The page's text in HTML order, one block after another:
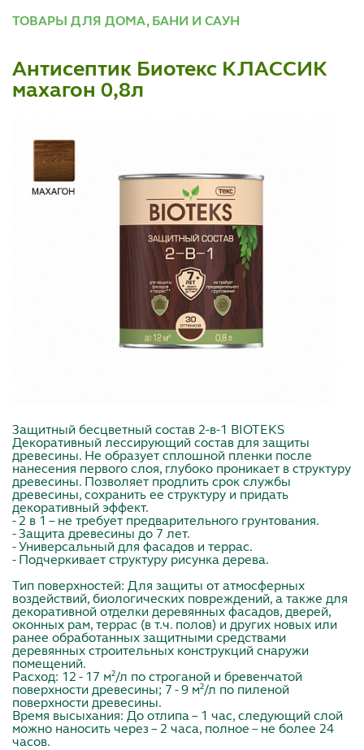
ТОВАРЫ ДЛЯ ДОМА, БАНИ И САУН
Антисептик Биотекс КЛАССИК
махагон 0,8л
Защитный бесцветный состав 2-в-1 BIOTEKS
Декоративный лессирующий состав для защиты
древесины. Не образует сплошной пленки после
нанесения первого слоя, глубоко проникает в структуру
древесины. Позволяет продлить срок службы
древесины, сохранить ее структуру и придать
декоративный эффект.
- 2 в 1 – не требует предварительного грунтования.
- Защита древесины до 7 лет.
- Универсальный для фасадов и террас.
- Подчеркивает структуру рисунка дерева.
Тип поверхностей: Для защиты от атмосферных
воздействий, биологических повреждений, а также для
декоративной отделки деревянных фасадов, дверей,
оконных рам, террас (в т.ч. полов) и других новых или
ранее обработанных защитными средствами
деревянных строительных конструкций снаружи
помещений.
Расход: 12 - 17 м²/л по строганой и бревенчатой
поверхности древесины; 7 - 9 м²/л по пиленой
поверхности древесины.
Время высыхания: До отлипа – 1 час, следующий слой
можно наносить через – 2 часа, полное – не более 24
часов.